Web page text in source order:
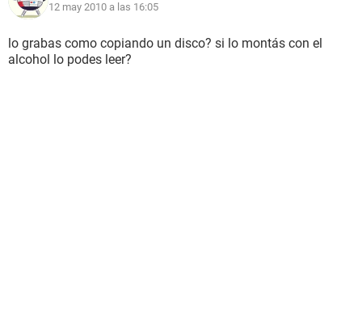
12 may 2010 a las 16:05
lo grabas como copiando un disco? si lo montás con el
alcohol lo podes leer?